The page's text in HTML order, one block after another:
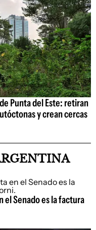
Punta del Este: retiran
y crean cercas
el Senado es la factura